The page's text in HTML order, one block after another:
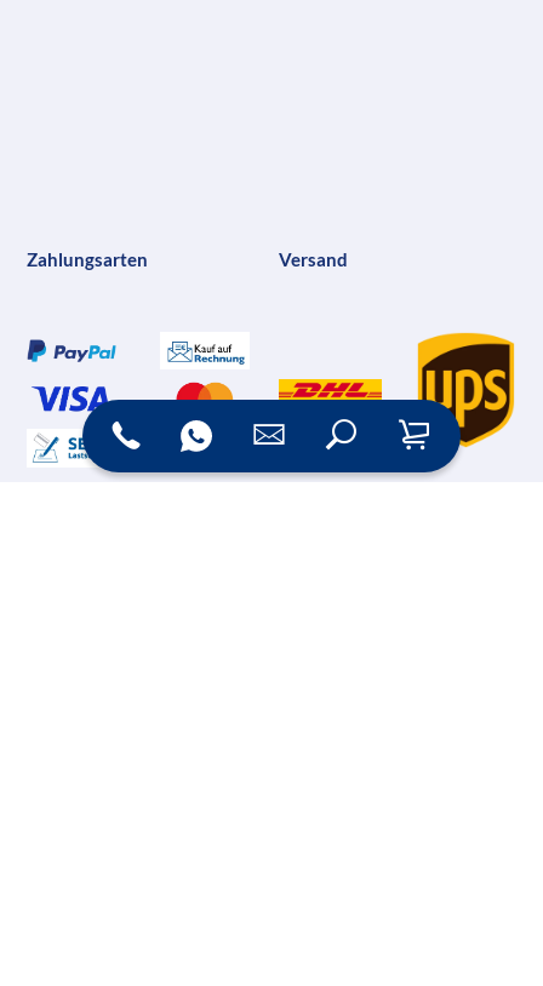
Zahlungsarten Versand